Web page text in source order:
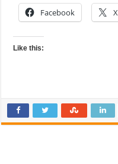
Facebook X
Like this: